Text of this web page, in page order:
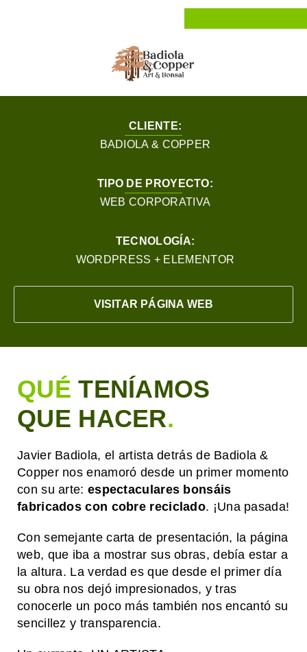
CLIENTE:
BADIOLA & COPPER
TIPO DE PROYECTO:
WEB CORPORATIVA
TECNOLOGÍA:
WORDPRESS + ELEMENTOR
VISITAR PÁGINA WEB
QUÉTENÍAMOS
QUE HACER.
Javier Badiola, el artista detrás de Badiola &
Copper nos enamoró desde un primer momento
con su arte: espectaculares bonsáis
fabricados con cobre reciclado. ¡Una pasada!
Con semejante carta de presentación, la página
web, que iba a mostrar sus obras, debía estar a
la altura. La verdad es que desde el primer día
su obra nos dejó impresionados, y tras
conocerle un poco más también nos encantó su
sencillez y transparencia.